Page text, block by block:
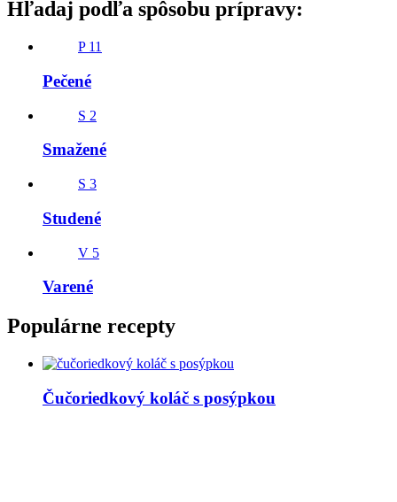
Hľadaj podľa spôsobu prípravy:
P 11
Pečené
S 2
Smažené
S 3
Studené
V 5
Varené
Populárne recepty
Čučoriedkový koláč s posýpkou